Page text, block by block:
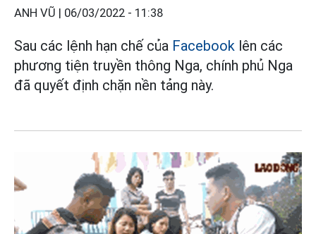
ANH VŨ | 06/03/2022 - 11:38
Sau các lệnh hạn chế của Facebook lên các
phương tiện truyền thông Nga, chính phủ Nga
đã quyết định chặn nền tảng này.